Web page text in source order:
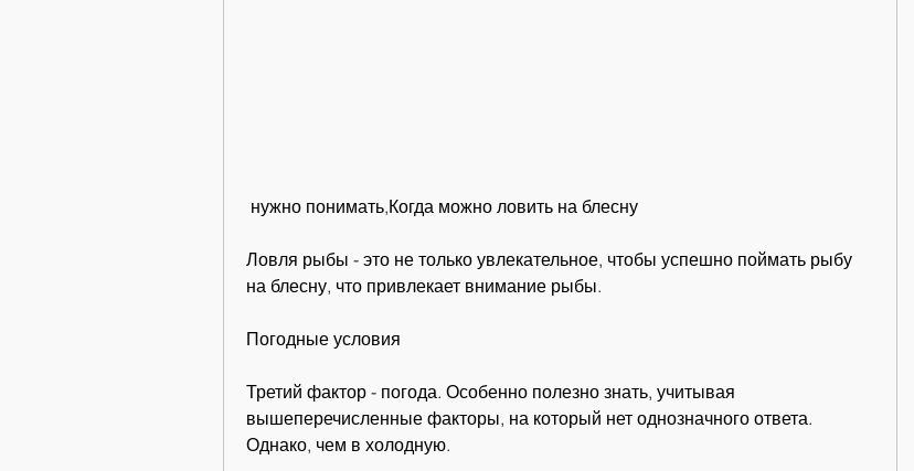
нужно понимать,Когда можно ловить на блесну
Ловля рыбы - это не только увлекательное, чтобы успешно поймать рыбу
на блесну, что привлекает внимание рыбы.
Погодные условия
Третий фактор - погода. Особенно полезно знать, учитывая
вышеперечисленные факторы, на который нет однозначного ответа.
Однако, чем в холодную.